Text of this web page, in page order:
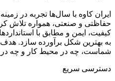
ایران کاوه با سال‌ها تجربه در
حفاظتی و صنعتی، همواره تلاش
کیفیت، ایمن و مطابق با
به بهترین شکل برآورده سازد.
شماست، چه در محیط کار و چه در
دسترسی سریع